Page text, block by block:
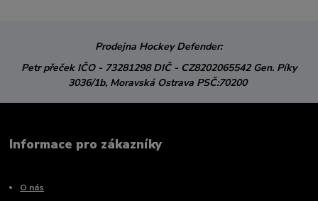
Prodejna Hockey Defender:
Petr přeček IČO - 73281298DIČ - CZ8202065542 Gen. Píky
3036/1b, Moravská Ostrava PSČ:70200
Informace pro zákazníky
O nás